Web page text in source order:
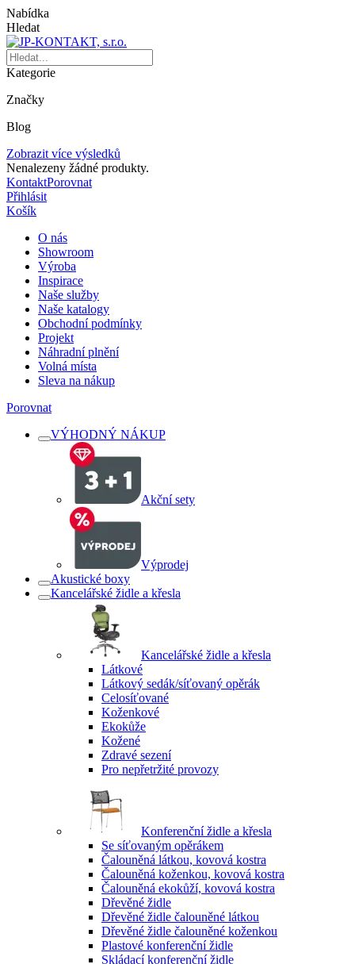
Nabídka
Hledat
Kategorie
Značky
Blog
Zobrazit více výsledků
Nenalezeny žádné produkty.
KontaktPorovnat
Přihlásit
Košík
O nás
Showroom
Výroba
Inspirace
Naše služby
Naše katalogy
Obchodní podmínky
Projekt
Náhradní plnění
Volná místa
Sleva na nákup
Porovnat
VÝHODNÝ NÁKUP
Akční sety
Výprodej
Akustické boxy
Kancelářské židle a křesla
Kancelářské židle a křesla
Látkové
Látkový sedák/síťovaný opěrák
Celosíťované
Koženkové
Ekokůže
Kožené
Zdravé sezení
Pro nepřetržité provozy
Konferenční židle a křesla
Se síťovaným opěrákem
Čalouněná látkou, kovová kostra
Čalouněná koženkou, kovová kostra
Čalouněná ekokůží, kovová kostra
Dřevěné židle
Dřevěné židle čalouněné látkou
Dřevěné židle čalouněné koženkou
Plastové konferenční židle
Skládací konferenční židle